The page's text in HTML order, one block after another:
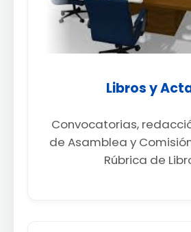
Libros y
Convocatorias,
de Asamblea y
Rúbrica de